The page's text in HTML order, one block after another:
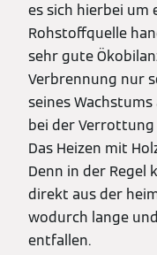
es sich hierbei um
Rohstoffquelle
sehr gute
Verbrennung nur
seines
bei der Verrottung
Das Heizen mit
Denn in der Regel
direkt aus der
wodurch lange
entfallen.